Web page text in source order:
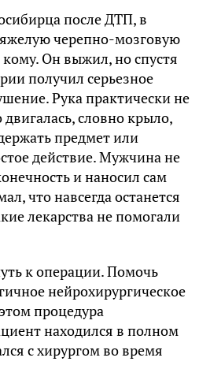
после ДТП, в
черепно-мозговую
Он выжил, но спустя
получил серьезное
Рука практически не
словно крыло,
предмет или
действие. Мужчина не
и наносил сам
что навсегда останется
лекарства не помогали
к операции. Помочь
нейрохирургическое
процедура
находился в полном
с хирургом во время